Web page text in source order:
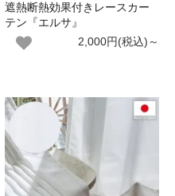
遮熱断熱効果付きレースカー
テン『エルサ』
2,000円(税込)～